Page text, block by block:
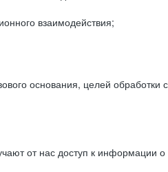
взаимодействия;
основания, целей обработки
от нас доступ к информации